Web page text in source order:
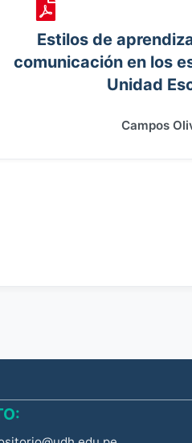
Estilos de
comunicación en los
Unidad
Campos